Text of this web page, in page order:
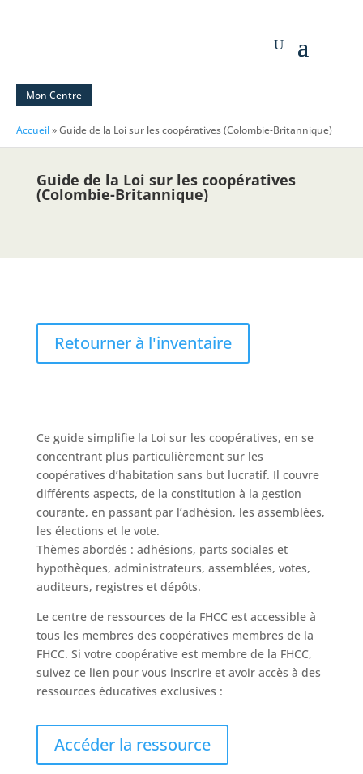
Mon Centre
Accueil»Guide de la Loi sur les coopératives (Colombie-Britannique)
Guide de la Loi sur les coopératives
(Colombie-Britannique)
Retourner à l'inventaire
Ce guide simplifie la Loi sur les coopératives, en se
concentrant plus particulièrement sur les
coopératives d’habitation sans but lucratif. Il couvre
différents aspects, de la constitution à la gestion
courante, en passant par l’adhésion, les assemblées,
les élections et le vote.
Thèmes abordés : adhésions, parts sociales et
hypothèques, administrateurs, assemblées, votes,
auditeurs, registres et dépôts.
Le centre de ressources de la FHCC est accessible à
tous les membres des coopératives membres de la
FHCC. Si votre coopérative est membre de la FHCC,
suivez ce lien pour vous inscrire et avoir accès à des
ressources éducatives exclusives :
Accéder la ressource